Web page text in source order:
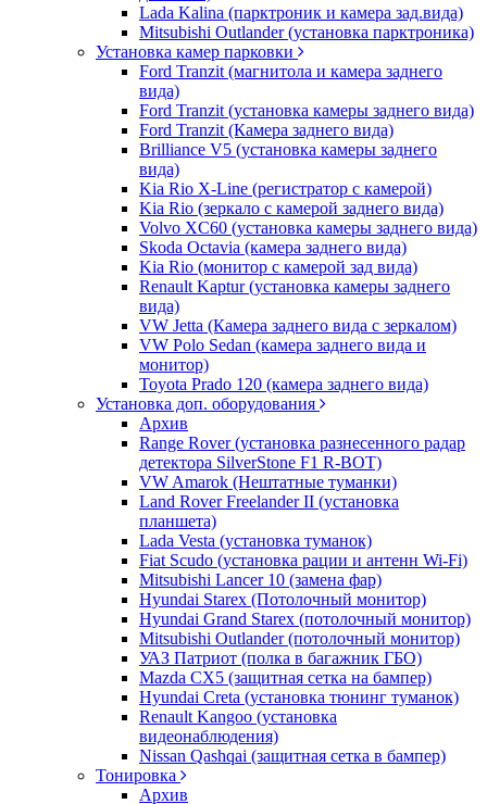
Lada Kalina (парктроник и камера зад.вида)
Mitsubishi Outlander (установка парктроника)
Установка камер парковки
Ford Tranzit (магнитола и камера заднего
вида)
Ford Tranzit (установка камеры заднего вида)
Ford Tranzit (Камера заднего вида)
Brilliance V5 (установка камеры заднего
вида)
Kia Rio X-Line (регистратор с камерой)
Kia Rio (зеркало с камерой заднего вида)
Volvo XC60 (установка камеры заднего вида)
Skoda Octavia (камера заднего вида)
Kia Rio (монитор с камерой зад вида)
Renault Kaptur (установка камеры заднего
вида)
VW Jetta (Камера заднего вида с зеркалом)
VW Polo Sedan (камера заднего вида и
монитор)
Toyota Prado 120 (камера заднего вида)
Установка доп. оборудования
Архив
Range Rover (установка разнесенного радар
детектора SilverStone F1 R-BOT)
VW Amarok (Нештатные туманки)
Land Rover Freelander II (установка
планшета)
Lada Vesta (установка туманок)
Fiat Scudo (установка рации и антенн Wi-Fi)
Mitsubishi Lancer 10 (замена фар)
Hyundai Starex (Потолочный монитор)
Hyundai Grand Starex (потолочный монитор)
Mitsubishi Outlander (потолочный монитор)
УАЗ Патриот (полка в багажник ГБО)
Mazda CX5 (защитная сетка на бампер)
Hyundai Creta (установка тюнинг туманок)
Renault Kangoo (установка
видеонаблюдения)
Nissan Qashqai (защитная сетка в бампер)
Тонировка
Архив